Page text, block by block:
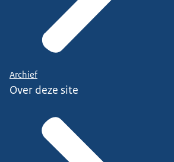
Archief
Over deze site